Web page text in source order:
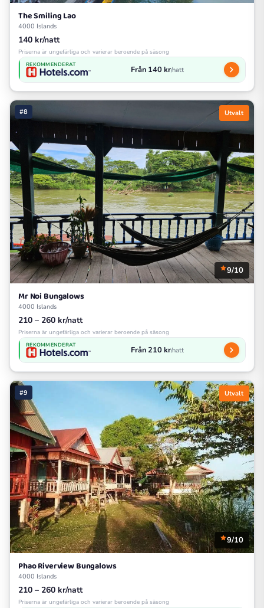
The Smiling Lao
4000 Islands
140 kr/natt
Priserna är ungefärliga och varierar beroende på säsong
REKOMMENDERAT Från 140 kr/natt
#8 Utvalt
9/10
Mr Noi Bungalows
4000 Islands
210 – 260 kr/natt
Priserna är ungefärliga och varierar beroende på säsong
REKOMMENDERAT Från 210 kr/natt
#9 Utvalt
9/10
Phao Riverview Bungalows
4000 Islands
210 – 260 kr/natt
Priserna är ungefärliga och varierar beroende på säsong